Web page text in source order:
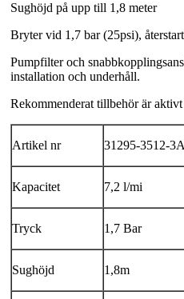
Sughöjd på upp till 1,8 meter
Bryter vid 1,7 bar (25psi),
Pumpfilter och
installation och underhåll.
Rekommenderat tillbehör är
Artikel nr 31295-3512-
Kapacitet 7,2 l/mi
Tryck 1,7 Bar
Sughöjd 1,8m